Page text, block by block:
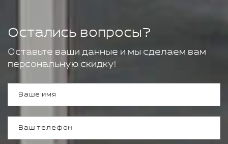
Остались вопросы?
Оставьте ваши данные и мы сделаем вам
персональную скидку!